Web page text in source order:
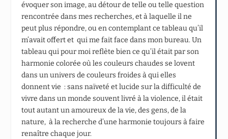
évoquer son image, au détour de telle ou telle question
rencontrée dans mes recherches, et à laquelle il ne
peut plus répondre, ou en contemplant ce tableau qu’il
m’avait offert et qui me fait face dans mon bureau. Un
tableau qui pour moi reflète bien ce qu’il était par son
harmonie colorée où les couleurs chaudes se lovent
dans un univers de couleurs froides à qui elles
donnent vie : sans naïveté et lucide sur la difficulté de
vivre dans un monde souvent livré à la violence, il était
tout autant un amoureux de la vie, des gens, de la
nature, à la recherche d’une harmonie toujours à faire
renaître chaque jour.